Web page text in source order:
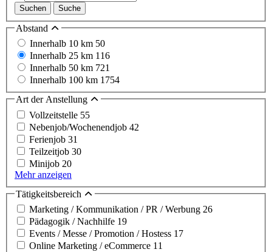
Suchen Suche
Abstand
Innerhalb 10 km 50
Innerhalb 25 km 116
Innerhalb 50 km 721
Innerhalb 100 km 1754
Art der Anstellung
Vollzeitstelle 55
Nebenjob/Wochenendjob 42
Ferienjob 31
Teilzeitjob 30
Minijob 20
Mehr anzeigen
Tätigkeitsbereich
Marketing / Kommunikation / PR / Werbung 26
Pädagogik / Nachhilfe 19
Events / Messe / Promotion / Hostess 17
Online Marketing / eCommerce 11